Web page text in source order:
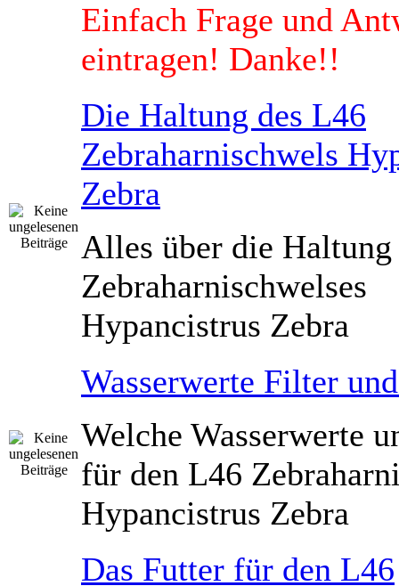
Einfach Frage und
eintragen! Danke!!
Die Haltung des L46
Zebraharnischwels
Zebra
Alles über die Haltung
Zebraharnischwelses
Hypancistrus Zebra
Wasserwerte Filter
Welche Wasserwerte
für den L46
Hypancistrus Zebra
Das Futter für den L46